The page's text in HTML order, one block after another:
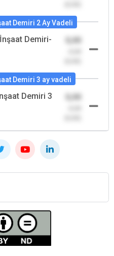
Demiri 2 Ay Vadeli
Demiri-
Demiri 3 ay vadeli
Demiri 3